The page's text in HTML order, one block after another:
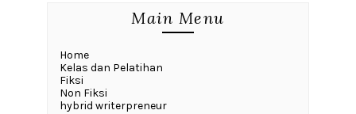
Main Menu
Home
Kelas dan Pelatihan
Fiksi
Non Fiksi
hybrid writerpreneur